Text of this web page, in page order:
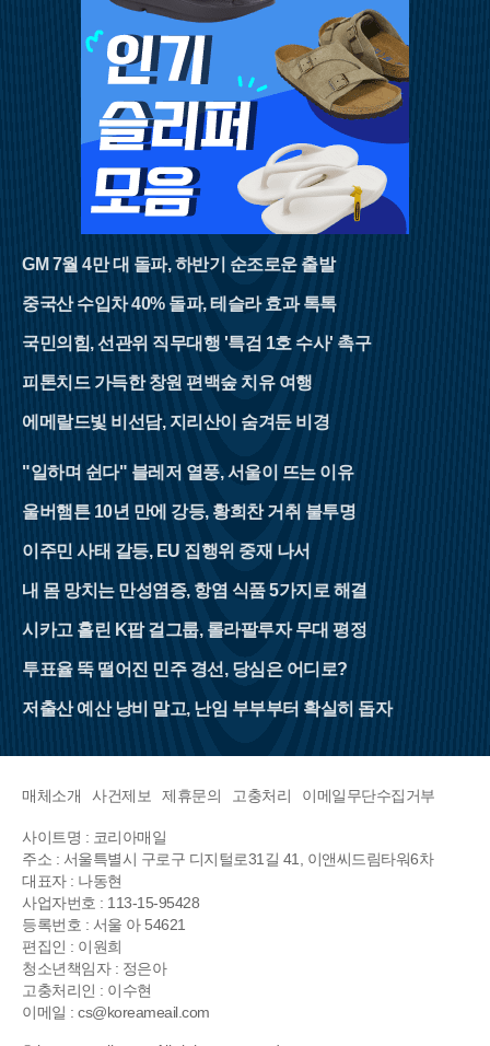
GM 7월 4만 대 돌파, 하반기 순조로운 출발
중국산 수입차 40% 돌파, 테슬라 효과 톡톡
국민의힘, 선관위 직무대행 '특검 1호 수사' 촉구
피톤치드 가득한 창원 편백숲 치유 여행
에메랄드빛 비선담, 지리산이 숨겨둔 비경
"일하며 쉰다" 블레저 열풍, 서울이 뜨는 이유
울버햄튼 10년 만에 강등, 황희찬 거취 불투명
이주민 사태 갈등, EU 집행위 중재 나서
내 몸 망치는 만성염증, 항염 식품 5가지로 해결
시카고 홀린 K팝 걸그룹, 롤라팔루자 무대 평정
투표율 뚝 떨어진 민주 경선, 당심은 어디로?
저출산 예산 낭비 말고, 난임 부부부터 확실히 돕자
매체소개 사건제보 제휴문의 고충처리 이메일무단수집거부
사이트명 : 코리아매일
주소 : 서울특별시 구로구 디지털로31길 41, 이앤씨드림타워6차
대표자 : 나동현
사업자번호 : 113-15-95428
등록번호 : 서울 아 54621
편집인 : 이원희
청소년책임자 : 정은아
고충처리인 : 이수현
이메일 : cs@koreameail.com